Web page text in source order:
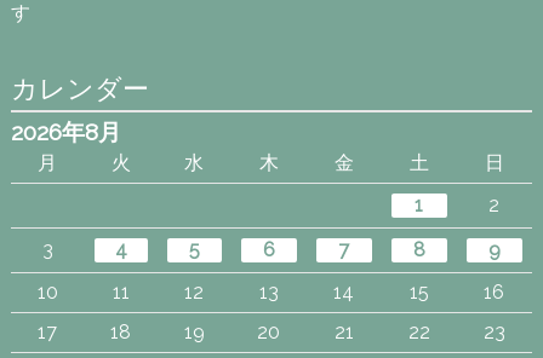
す
カレンダー
2026年8月
月 火 水 木 金 土
日
1
2
3
4 5 6 7 8
9
10
11 12 13 14 15
16
17
18 19 20 21 22
23